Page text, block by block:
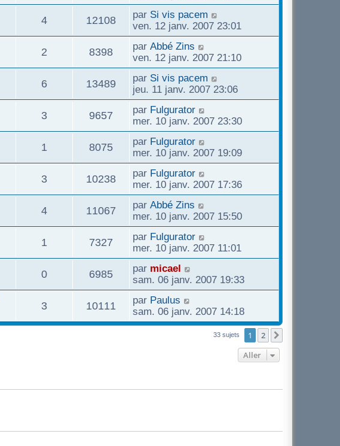
4 12108 par Si vis pacem
ven. 12 janv. 2007 23:01
2 8398 par Abbé Zins
ven. 12 janv. 2007 21:10
6 13489 par Si vis pacem
jeu. 11 janv. 2007 23:06
3 9657 par Fulgurator
mer. 10 janv. 2007 23:30
1 8075 par Fulgurator
mer. 10 janv. 2007 19:09
3 10238 par Fulgurator
mer. 10 janv. 2007 17:36
4 11067 par Abbé Zins
mer. 10 janv. 2007 15:50
1 7327 par Fulgurator
mer. 10 janv. 2007 11:01
0 6985 par micael
sam. 06 janv. 2007 19:33
3 10111 par Paulus
sam. 06 janv. 2007 14:18
33 sujets 1 2
Aller